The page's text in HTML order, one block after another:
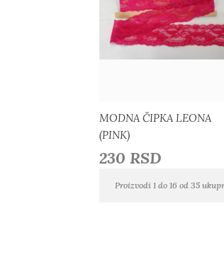
Detaljnije
Dodaj u listu želja
MODNA ČIPKA LEONA
(PINK)
230 RSD
Proizvodi 1 do 16 od 35